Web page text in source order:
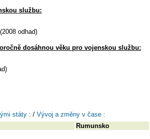
službu:
odhad)
dosáhnou věku pro vojenskou službu:
státy : / Vývoj a změny v čase :
Rumunsko